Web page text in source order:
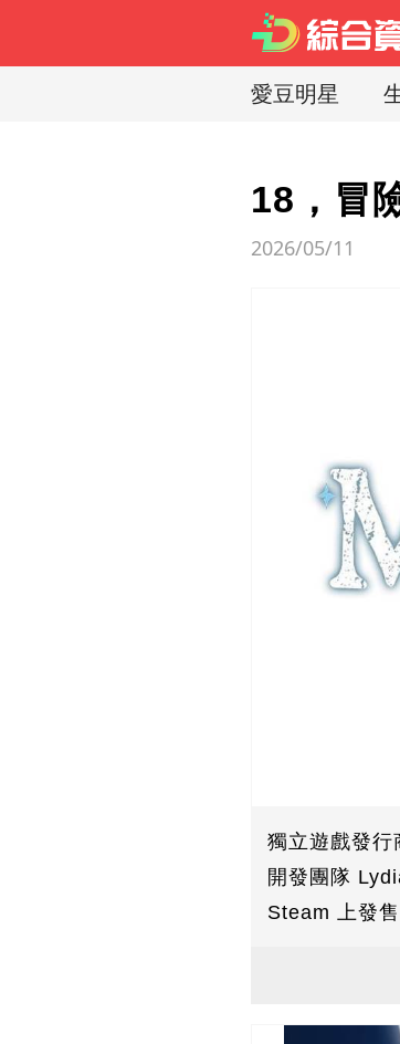
愛豆明星
18，冒
2026/05/11
獨立遊戲發
開發團隊
Steam 上發售